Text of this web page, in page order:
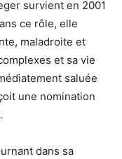
survient en 2001
ce rôle, elle
maladroite et
et sa vie
saluée
une nomination
dans sa